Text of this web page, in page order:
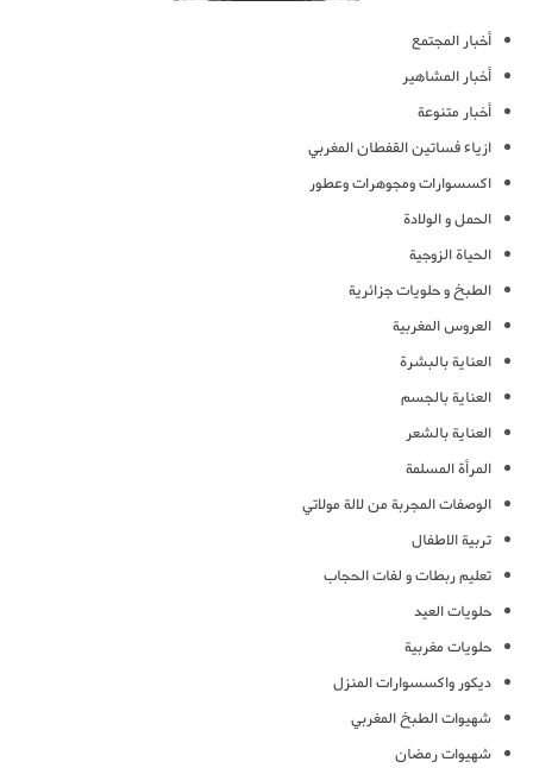
أخبار المجتمع
أخبار المشاهير
أخبار متنوعة
ازياء فساتين القفطان المغربي
اكسسوارات ومجوهرات وعطور
الحمل و الولادة
الحياة الزوجية
الطبخ و حلويات جزائرية
العروس المغربية
العناية بالبشرة
العناية بالجسم
العناية بالشعر
المرأة المسلمة
الوصفات المجربة من لالة مولاتي
تربية الاطفال
تعليم ربطات و لفات الحجاب
حلويات العيد
حلويات مغربية
ديكور واكسسوارات المنزل
شهيوات الطبخ المغربي
شهيوات رمضان